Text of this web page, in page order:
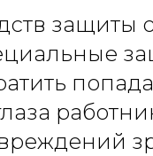
защиты